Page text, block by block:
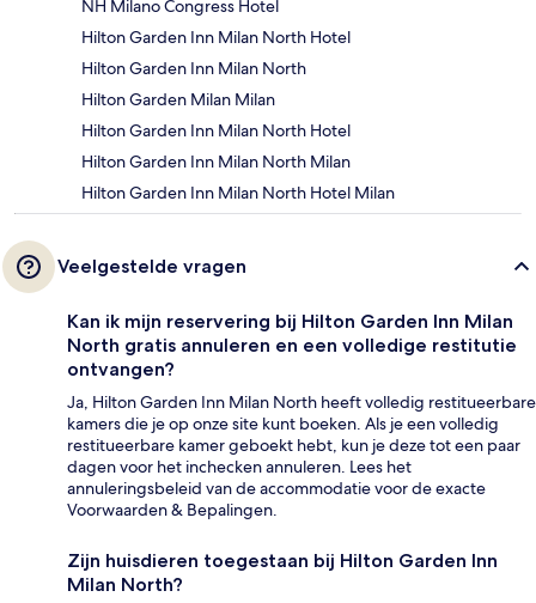
NH Milano Congress Hotel
Hilton Garden Inn Milan North Hotel
Hilton Garden Inn Milan North
Hilton Garden Milan Milan
Hilton Garden Inn Milan North Hotel
Hilton Garden Inn Milan North Milan
Hilton Garden Inn Milan North Hotel Milan
Veelgestelde vragen
Kan ik mijn reservering bij Hilton Garden Inn Milan
North gratis annuleren en een volledige restitutie
ontvangen?
Ja, Hilton Garden Inn Milan North heeft volledig restitueerbare
kamers die je op onze site kunt boeken. Als je een volledig
restitueerbare kamer geboekt hebt, kun je deze tot een paar
dagen voor het inchecken annuleren. Lees het
annuleringsbeleid van de accommodatie voor de exacte
Voorwaarden & Bepalingen.
Zijn huisdieren toegestaan bij Hilton Garden Inn
Milan North?